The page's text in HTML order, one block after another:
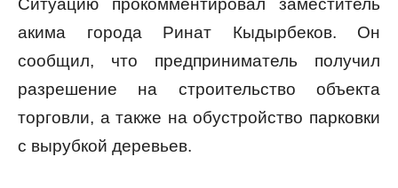
Ситуацию прокомментировал заместитель
акима города Ринат Кыдырбеков. Он
сообщил, что предприниматель получил
разрешение на строительство объекта
торговли, а также на обустройство парковки
с вырубкой деревьев.